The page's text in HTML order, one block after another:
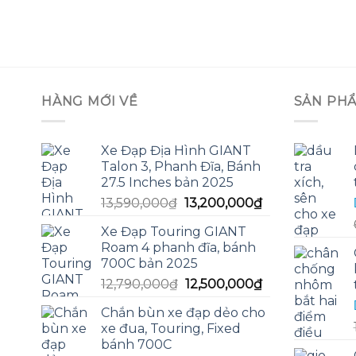
HÀNG MỚI VỀ
Xe Đạp Địa Hình GIANT
Talon 3, Phanh Đĩa, Bánh
27.5 Inches bản 2025
13,590,000₫ Giá
là:
13,590,000₫.
13,200,000₫Giá
13,200,000₫.
Xe Đạp Touring GIANT
Roam 4 phanh đĩa, bánh
700C bản 2025
12,790,000₫ Giá
là:
12,790,000₫.
12,500,000₫Giá
tại
12,500,000₫.
Chắn bùn xe đạp dẻo cho
xe đua, Touring, Fixed
bánh 700C
SẢN